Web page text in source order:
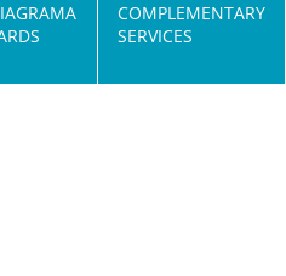
COMPLEMENTARY
SERVICES